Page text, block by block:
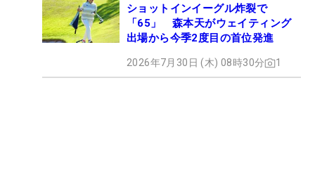
ショットインイーグル炸裂で
「65」 森本天がウェイティング
出場から今季2度目の首位発進
2026年7月30日 (木) 08時30分 1